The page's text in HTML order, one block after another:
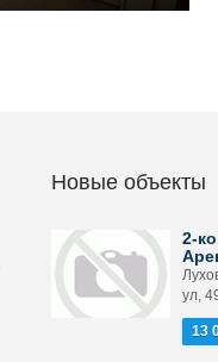
Новые объекты
2-
ул,
13